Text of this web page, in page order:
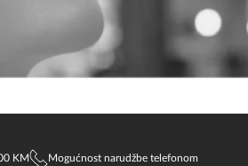
KM Mogućnost narudžbe telefonom